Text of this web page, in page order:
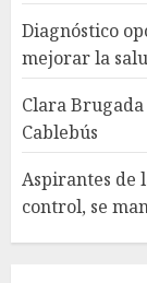
Diagnóstico
mejorar la
Clara
Cablebús
Aspirantes de
control, se